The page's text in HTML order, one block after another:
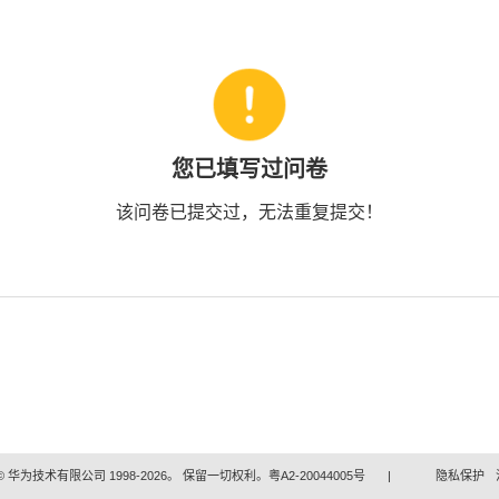
您已填写过问卷
该问卷已提交过，无法重复提交！
华为技术有限公司 1998-2026。 保留一切权利。粤A2-20044005号 | 隐私保护